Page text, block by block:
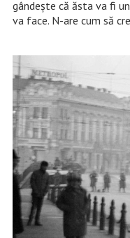
gândește că ăsta va fi
va face. N-are cum să